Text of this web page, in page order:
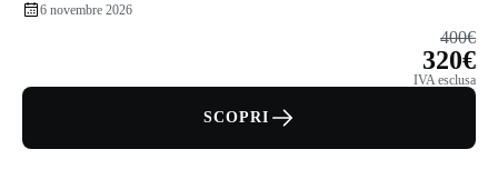
6 novembre 2026
400€
320€
IVA esclusa
SCOPRI